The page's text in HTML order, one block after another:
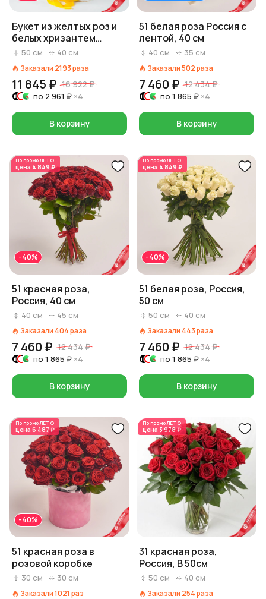
Букет из желтых роз и
белых хризантем
«Люблю тебя!»
50 см 40 см
Заказали 2193раза
11 845 ₽ 16 922 ₽
по 2 961 ₽ ×4
В корзину
51 белая роза Россия с
лентой, 40 см
40 см 35 см
Заказали502раза
7 460 ₽ 12 434 ₽
по 1 865 ₽ ×4
В корзину
По промоЛЕТО
цена 4 849 ₽
-40%
51 красная роза,
Россия, 40 см
40 см 45 см
Заказали 404раза
7 460 ₽ 12 434 ₽
по 1 865 ₽ ×4
В корзину
По промоЛЕТО
цена 4 849 ₽
-40%
51 белая роза, Россия,
50 см
50 см 40 см
Заказали 443раза
7 460 ₽ 12 434 ₽
по 1 865 ₽ ×4
В корзину
По промоЛЕТО
цена 6 487 ₽
-40%
51 красная роза в
розовой коробке
30 см 30 см
Заказали1021 раз
По промоЛЕТО
цена 3 978 ₽
31 красная роза,
Россия, В 50см
50 см 40 см
Заказали 254раза